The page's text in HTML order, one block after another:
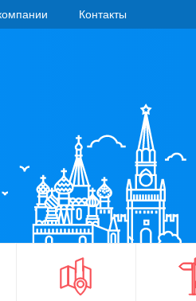
Контакты